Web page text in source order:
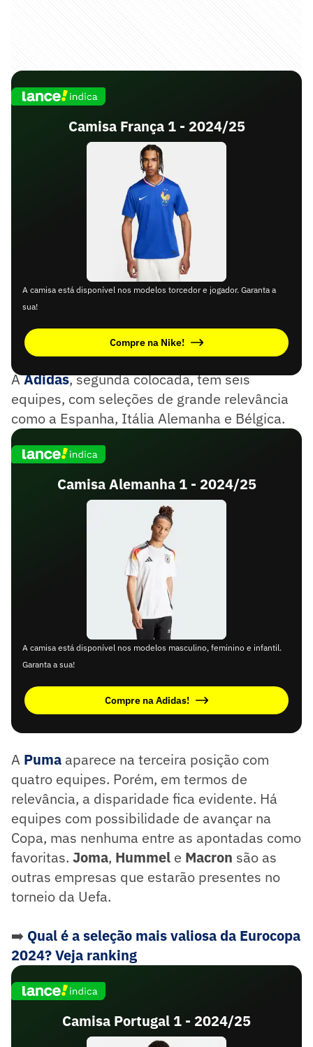
Camisa França 1 - 2024/25
A camisa está disponível nos modelos torcedor e jogador. Garanta a
sua!
Compre na Nike!
AAdidas, segunda colocada, tem seis
equipes, com seleções de grande relevância
como a Espanha, Itália Alemanha e Bélgica.
Camisa Alemanha 1 - 2024/25
A camisa está disponível nos modelos masculino, feminino e infantil.
Garanta a sua!
Compre na Adidas!
A Puma aparece na terceira posição com
quatro equipes. Porém, em termos de
relevância, a disparidade fica evidente. Há
equipes com possibilidade de avançar na
Copa, mas nenhuma entre as apontadas como
favoritas. Joma, Hummel e Macron são as
outras empresas que estarão presentes no
torneio da Uefa.
➡️ Qual é a seleção mais valiosa da Eurocopa
2024? Veja ranking
Camisa Portugal 1 - 2024/25